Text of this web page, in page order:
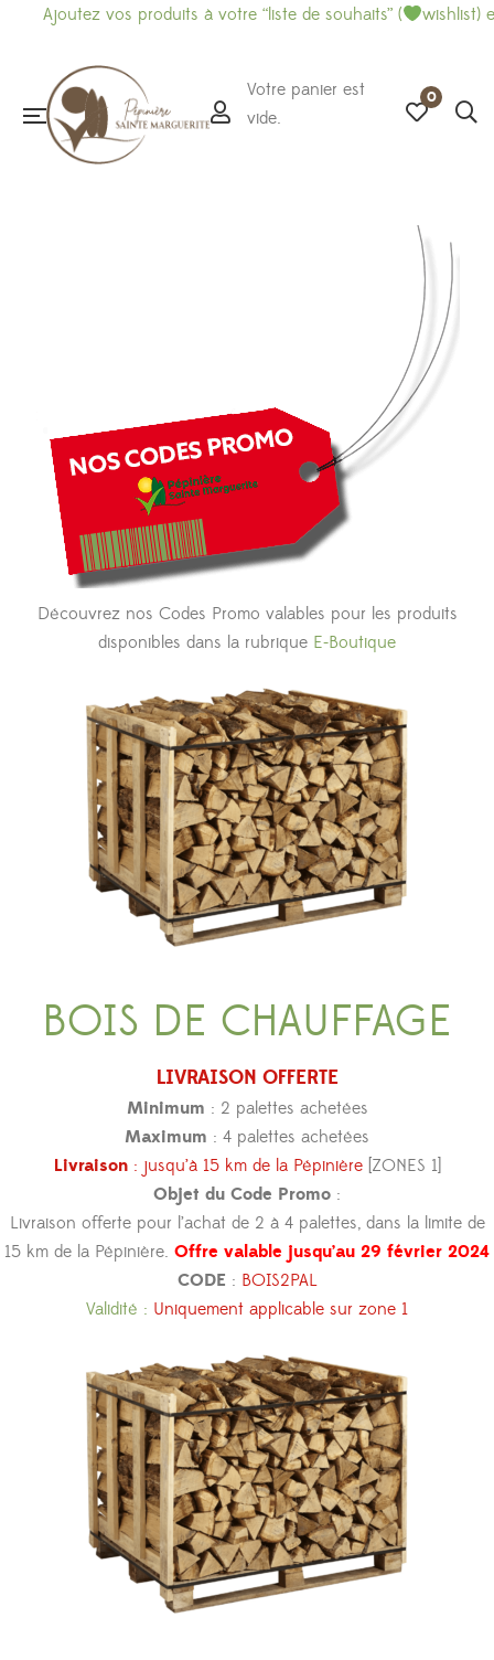
vos produits à votre “liste de souhaits” ( wishlist) et
Votre panier est
vide.
0
Découvrez nos Codes Promo valables pour les produits
disponibles dans la rubrique E-Boutique
BOIS DE CHAUFFAGE
LIVRAISON OFFERTE
Minimum : 2 palettes achetées
Maximum : 4 palettes achetées
Livraison: jusqu’à 15 km de la Pépinière [ZONES 1]
Objet du Code Promo :
Livraison offerte pour l’achat de 2 à 4 palettes, dans la limite de
15 km de la Pépinière. Offre valable jusqu’au 29 février 2024
CODE : BOIS2PAL
Validité : Uniquement applicable sur zone 1